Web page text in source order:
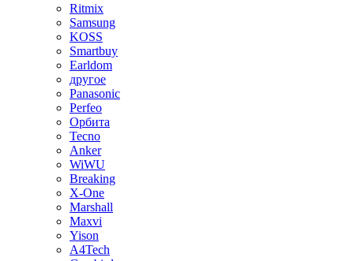
Ritmix
Samsung
KOSS
Smartbuy
Earldom
другое
Panasonic
Perfeo
Орбита
Tecno
Anker
WiWU
Breaking
X-One
Marshall
Maxvi
Yison
A4Tech